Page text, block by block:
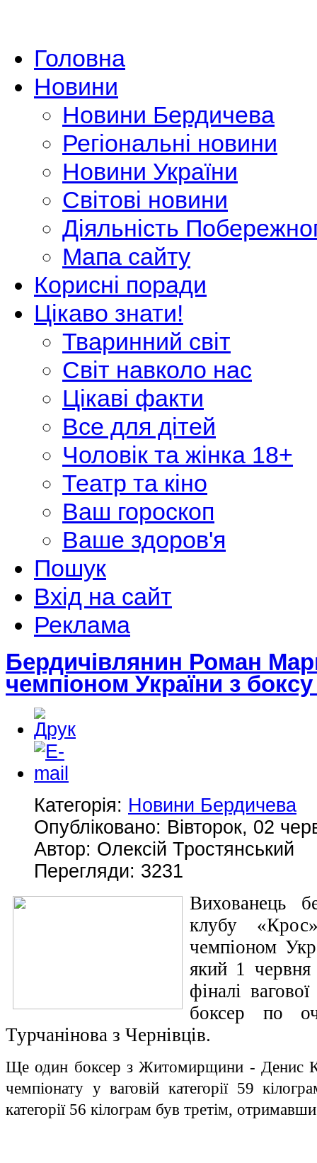
Головна
Новини
Новини Бердичева
Регіональні новини
Новини України
Світові новини
Діяльність
Мапа сайту
Корисні поради
Цікаво знати!
Тваринний світ
Світ навколо нас
Цікаві факти
Все для дітей
Чоловік та жінка 18+
Театр та кіно
Ваш гороскоп
Ваше здоров'я
Пошук
Вхід на сайт
Реклама
Бердичівлянин Роман
чемпіоном України з
Категорія: Новини Бердичева
Опубліковано: Вівторок, 02
Автор: Олексій Тростянський
Перегляди: 3231
Вихованець
клубу
чемпіоном
який 1
фіналі
боксер по
Турчанінова з Чернівців.
Ще один боксер з Житомирщини - Денис
чемпіонату у ваговій категорії 59
категорії 56 кілограм був третім,